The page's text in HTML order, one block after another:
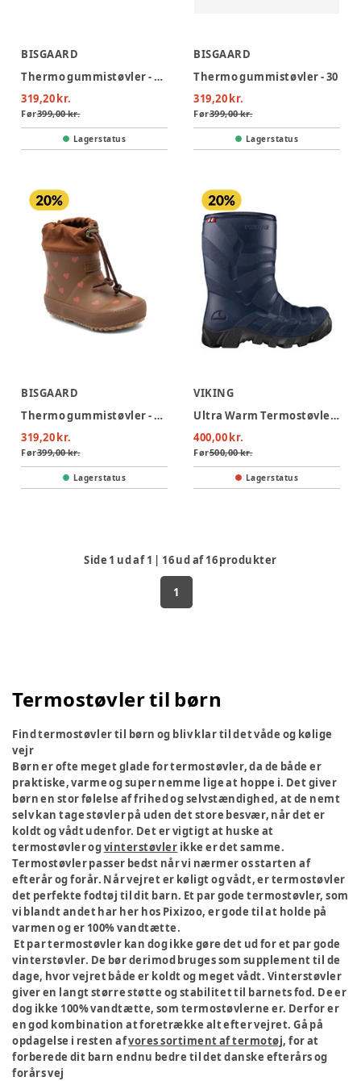
BISGAARD
Thermo gummistøvler - 9029
319,20 kr.
Før399,00 kr.
Lagerstatus
BISGAARD
Thermo gummistøvler - 30
319,20 kr.
Før399,00 kr.
Lagerstatus
BISGAARD
Thermo gummistøvler - 9031
319,20 kr.
Før399,00 kr.
Lagerstatus
VIKING
Ultra Warm Termostøvle - Navy/Charcoal
400,00 kr.
Før500,00 kr.
Lagerstatus
Side 1 ud af1 | 16ud af16produkter
1
Termostøvler til børn
Find termostøvler til børn og bliv klar til det våde og kølige
vejr
Børn er ofte meget glade for termostøvler, da de både er
praktiske, varme og super nemme lige at hoppe i. Det giver
børn en stor følelse af frihed og selvstændighed, at de nemt
selv kan tage støvler på uden det store besvær, når det er
koldt og vådt udenfor. Det er vigtigt at huske at
termostøvler ogvinterstøvler ikke er det samme.
Termostøvler passer bedst når vi nærmer os starten af
efterår og forår. Når vejret er køligt og vådt, er termostøvler
det perfekte fodtøj til dit barn. Et par gode termostøvler, som
vi blandt andet har her hos Pixizoo, er gode til at holde på
varmen og er 100% vandtætte.
Et par termostøvler kan dog ikke gøre det ud for et par gode
vinterstøvler. De bør derimod bruges som supplement til de
dage, hvor vejret både er koldt og meget vådt. Vinterstøvler
giver en langt større støtte og stabilitet til barnets fod. De er
dog ikke 100% vandtætte, som termostøvlerne er. Derfor er
en god kombination at foretrække alt efter vejret. Gå på
opdagelse i resten afvores sortiment af termotøj, for at
forberede dit barn endnu bedre til det danske efterårs og
forårs vej